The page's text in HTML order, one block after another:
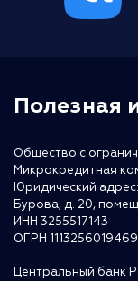
Полезная
Общество с
Микрокредитная
Юридический адрес:
Бурова, д. 20,
ИНН 3255517143
ОГРН 1113256019469
Центральный банк